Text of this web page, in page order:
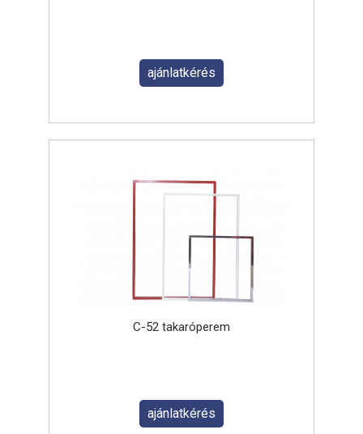
ajánlatkérés
C-52 takaróperem
ajánlatkérés